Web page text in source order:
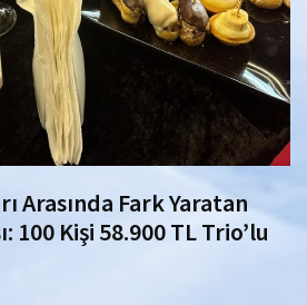
Arasında Fark Yaratan
100 Kişi 58.900 TL Trio’lu